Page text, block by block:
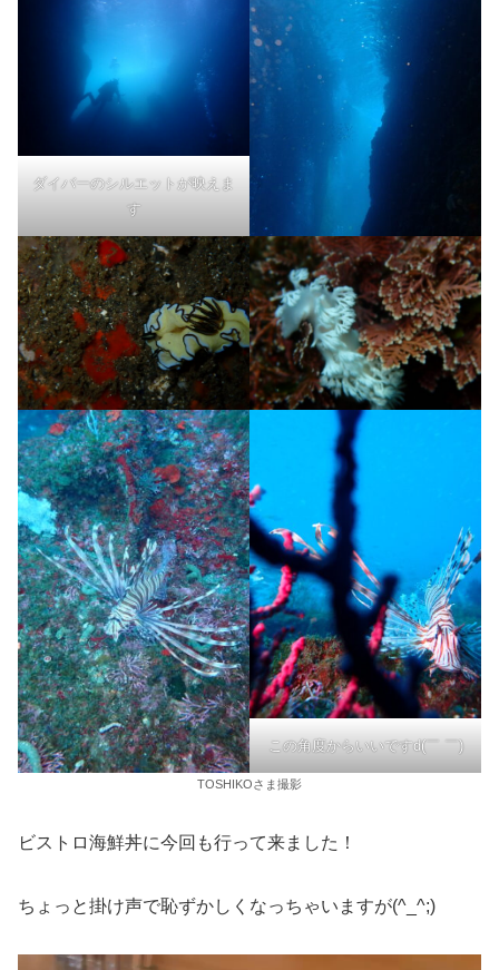
ダイバーのシルエットが映えま
す
この角度からいいですd(￣ ￣)
TOSHIKOさま撮影
ビストロ海鮮丼に今回も行って来ました！
ちょっと掛け声で恥ずかしくなっちゃいますが(^_^;)